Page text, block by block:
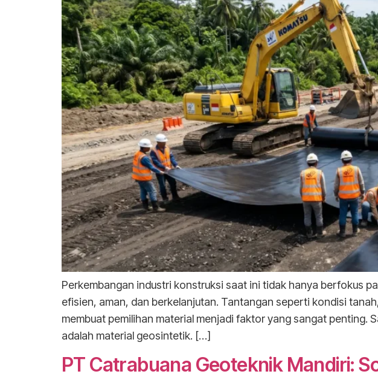
Perkembangan industri konstruksi saat ini tidak hanya berfokus
efisien, aman, dan berkelanjutan. Tantangan seperti kondisi
membuat pemilihan material menjadi faktor yang sangat penting.
adalah material geosintetik. […]
PT Catrabuana Geoteknik Mandiri: